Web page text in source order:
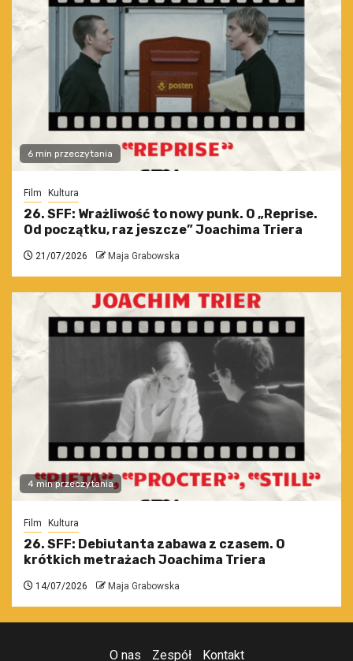
6 min przeczytania
Film Kultura
26. SFF: Wrażliwość to nowy punk. O „Reprise.
Od początku, raz jeszcze” Joachima Triera
21/07/2026 Maja Grabowska
4 min przeczytania
Film Kultura
26. SFF: Debiutanta zabawa z czasem. O
krótkich metrażach Joachima Triera
14/07/2026 Maja Grabowska
O nas Zespół Kontakt